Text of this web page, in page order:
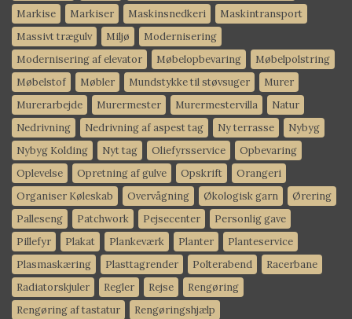
Markise
Markiser Maskinsnedkeri
Maskintransport
Massivt trægulv
Miljø
Modernisering
Modernisering af elevator
Møbelopbevaring
Møbelpolstring
Møbelstof
Møbler Mundstykke til støvsuger
Murer
Murerarbejde
Murermester Murermestervilla
Natur
Nedrivning
Nedrivning af aspest tag Ny terrasse
Nybyg
Nybyg Kolding
Nyt tag Oliefyrsservice
Opbevaring
Oplevelse
Opretning af gulve Opskrift
Orangeri
Organiser Køleskab
Overvågning Økologisk garn
Ørering
Palleseng
Patchwork Pejsecenter
Personlig gave
Pillefyr
Plakat Plankeværk Planter
Planteservice
Plasmaskæring
Plasttagrender Polterabend
Racerbane
Radiatorskjuler
Regler Rejse
Rengøring
Rengøring af tastatur
Rengøringshjælp